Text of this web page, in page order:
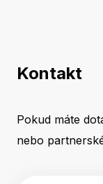
Kontakt
Pokud máte
nebo